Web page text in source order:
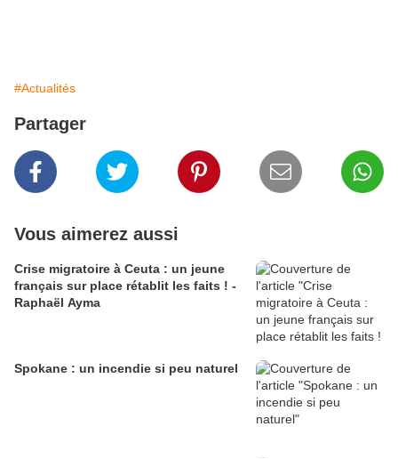
#Actualités
Partager
Vous aimerez aussi
Crise migratoire à Ceuta : un jeune
français sur place rétablit les faits ! -
Raphaël Ayma
Spokane : un incendie si peu naturel